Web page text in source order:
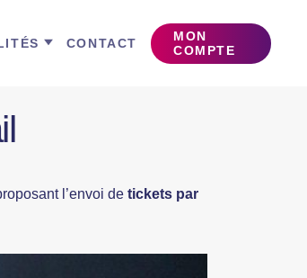
CONTACT
MON
COMPTE
l’envoi de tickets par